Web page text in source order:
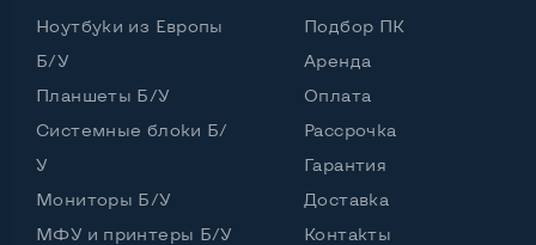
Частота процессора (базовая-максимальная)
Intel Core i5-2410M (2,30 - 2,90 GHz)
Тип оперативной памяти
DDR3
SSD 2,5" или HDD
Ноутбуки из Европы
Б/У
Планшеты Б/У
Системные блоки Б/
У
Мониторы Б/У
МФУ и принтеры Б/У
Подбор ПК
Аренда
Оплата
Рассрочка
Гарантия
Доставка
Контакты